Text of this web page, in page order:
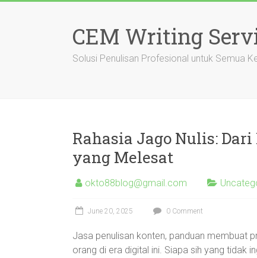
CEM Writing
Solusi Penulisan Profesional untuk Semua
Rahasia Jago Nulis:
yang Melesat
okto88blog@gmail.com
June 20, 2025 0 Comment
Jasa penulisan konten, panduan membuat
orang di era digital ini. Siapa sih yang tidak